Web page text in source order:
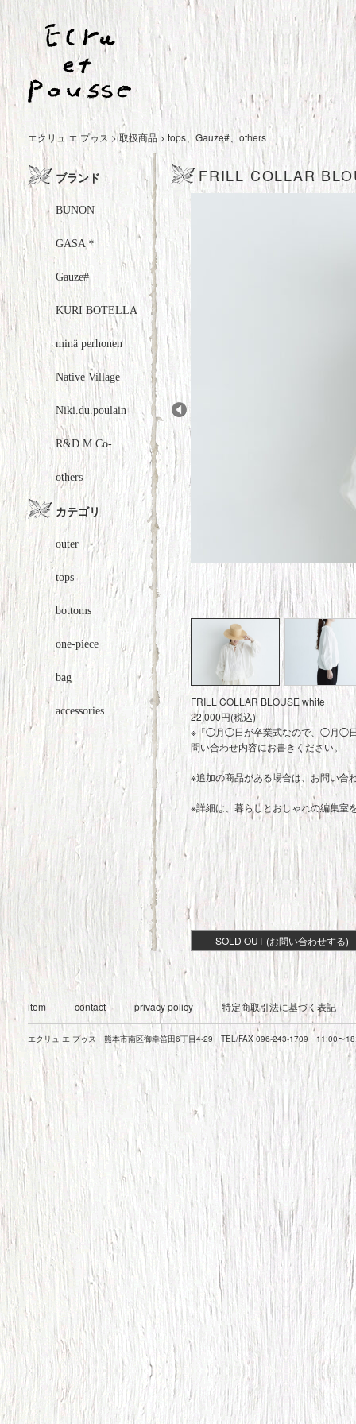
エクリュ エ プゥス >取扱商品 > tops Gauze# others
ブランド
BUNON
GASA＊
Gauze#
KURI BOTELLA
minä perhonen
Native Village
Niki.du.poulain
R&D.M.Co-
others
カテゴリ
outer
tops
bottoms
one-piece
bag
accessories
FRILL COLLAR
Prev
FRILL COLLAR BLOUSE white
22,000円(税込)
※「◯月◯日が卒業式なので、◯月◯日
問い合わせ内容にお書きください。
※追加の商品がある場合は、お問い合
※詳細は、 暮らしとおしゃれの編集室
SOLD OUT (お問い合わせする)
item contact privacy policy 特定商取引法に基づく表記
エクリュ エ プゥス 熊本市南区御幸笛田6丁目4-29 TEL/FAX 096-243-1709 11:00〜